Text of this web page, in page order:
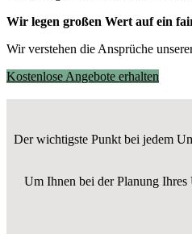
Wir legen großen Wert auf ein
Wir verstehen die Ansprüche
Kostenlose Angebote erhalten
Der wichtigste Punkt bei jedem
Um Ihnen bei der Planung